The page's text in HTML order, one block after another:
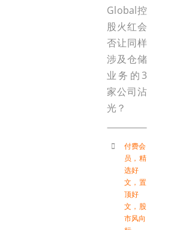
Global控
股火红会
否让同样
涉及仓储
业务的3
家公司沾
光？
付费会
员 ， 精
选好
文 ， 置
顶好
文 ， 股
市风向